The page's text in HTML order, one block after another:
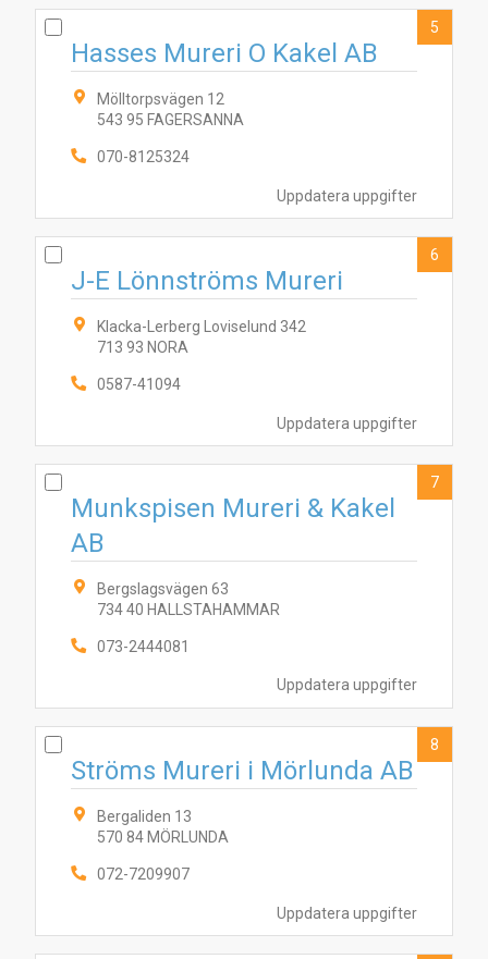
Uppdatera uppgifter
Hasses Mureri O Kakel AB
Mölltorpsvägen 12
543 95 FAGERSANNA
070-8125324
5
Uppdatera uppgifter
J-E Lönnströms Mureri
Klacka-Lerberg Loviselund 342
713 93 NORA
0587-41094
6
Uppdatera uppgifter
Munkspisen Mureri & Kakel
AB
Bergslagsvägen 63
734 40 HALLSTAHAMMAR
073-2444081
7
Uppdatera uppgifter
Ströms Mureri i Mörlunda AB
Bergaliden 13
570 84 MÖRLUNDA
072-7209907
8